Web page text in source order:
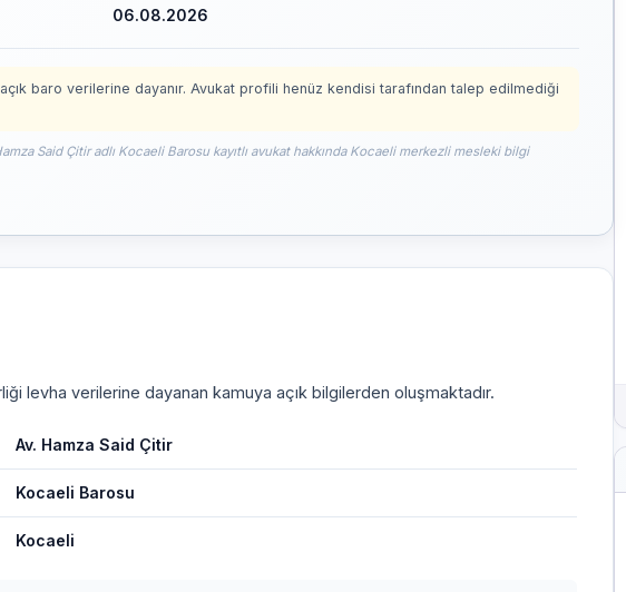
06.08.2026
baro verilerine dayanır. Avukat profili henüz kendisi tarafından talep edilmediği
Said Çitir adlı Kocaeli Barosu kayıtlı avukat hakkında Kocaeli merkezli mesleki bilgi
levha verilerine dayanan kamuya açık bilgilerden oluşmaktadır.
Av. Hamza Said Çitir
Kocaeli Barosu
Kocaeli